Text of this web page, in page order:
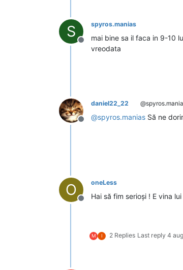
S
Deconectat
spyros.manias
mai bine sa il faca in 9-10
vreodata
Deconectat
daniel22_22
@spyros.manias Să ne
O
Deconectat
oneLess
Hai să fim serioși ! E vina
M I 2 Replies Last reply 4